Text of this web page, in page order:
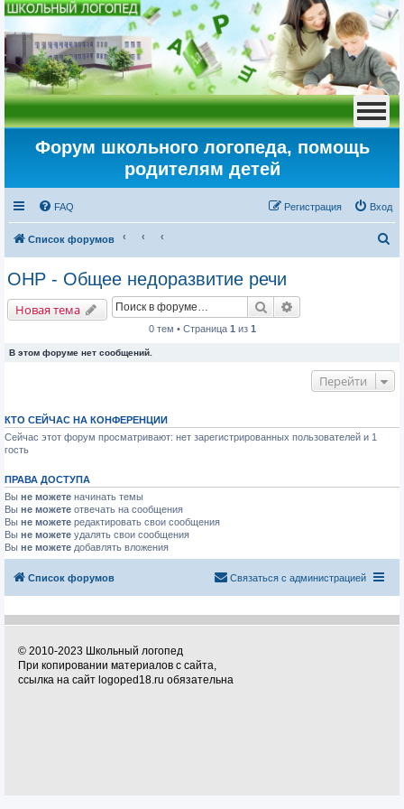
Форум школьного логопеда, помощь
родителям детей
FAQ Вход
Регистрация
Список форумов
о
ОНР - Общее недоразвитие речи
Новая тема Поиск
0 тем • Страница 1 из 1
В этом форуме нет сообщений.
Перейти
КТО СЕЙЧАС НА КОНФЕРЕНЦИИ
Сейчас этот форум просматривают: нет зарегистрированных пользователей и 1
гость
ПРАВА ДОСТУПА
Вы не можете начинать темы
Вы не можете отвечать на сообщения
Вы не можете редактировать свои сообщения
Вы не можете удалять свои сообщения
Вы не можете добавлять вложения
Список форумов Связаться с администрацией
© 2010-2023 Школьный логопед
При копировании материалов с сайта,
ссылка на сайт logoped18.ru обязательна